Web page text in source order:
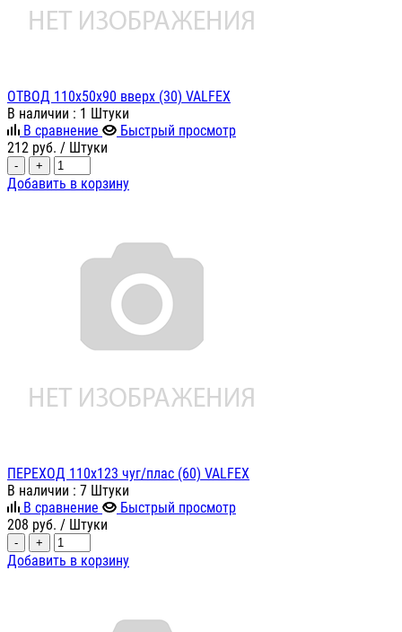
ОТВОД 110х50х90 вверх (30) VALFEX
В наличии : 1 Штуки
В сравнение
Быстрый просмотр
212 руб. / Штуки
- +
Добавить в корзину
ПЕРЕХОД 110х123 чуг/плас (60) VALFEX
В наличии : 7 Штуки
В сравнение
Быстрый просмотр
208 руб. / Штуки
- +
Добавить в корзину